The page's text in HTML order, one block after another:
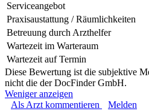
Serviceangebot
Praxisaustattung / Räumlichkeiten
Betreuung durch Arzthelfer
Wartezeit im Warteraum
Wartezeit auf Termin
Diese Bewertung ist die subjektive
nicht die der DocFinder GmbH.
Weniger anzeigen
Als Arzt kommentieren
Melden